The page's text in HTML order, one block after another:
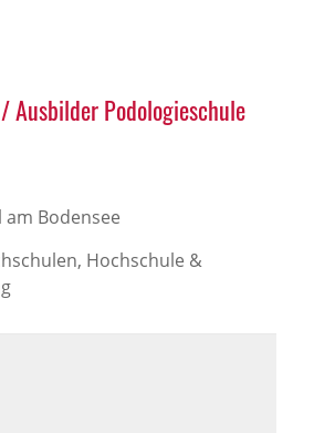
Ausbilder Podologieschule
am Bodensee
Hochschule &